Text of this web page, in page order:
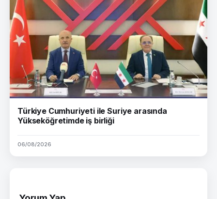
Türkiye Cumhuriyeti ile Suriye arasında
Yükseköğretimde iş birliği
06/08/2026